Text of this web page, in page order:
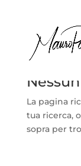
La pagina
tua ricerca,
sopra per